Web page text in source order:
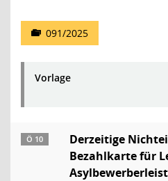
091/2025
Vorlage
Ö 10
Derzeitige
Bezahlkarte für